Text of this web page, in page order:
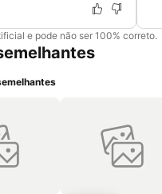
e pode não ser 100% correto.